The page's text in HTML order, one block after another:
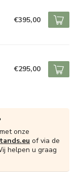
€395,00
€295,00
onze
of via de
helpen u graag